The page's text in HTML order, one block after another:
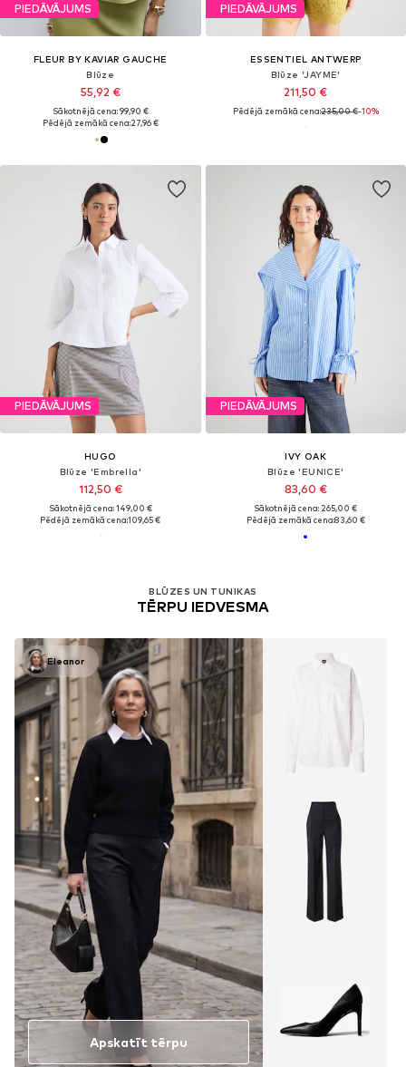
PIEDĀVĀJUMS
FLEUR BY KAVIAR GAUCHE
Blūze
55,92 €
Sākotnējā cena: 99,90 €
Pēdējā zemākā cena:27,96 €
PIEDĀVĀJUMS
ESSENTIEL ANTWERP
Blūze 'JAYME'
211,50 €
Pēdējā zemākā cena:235,00 €-10%
PIEDĀVĀJUMS
HUGO
Blūze 'Embrella'
112,50 €
Sākotnējā cena: 149,00 €
Pēdējā zemākā cena:109,65 €
BLŪZES UN TUNIKAS
TĒRPU IEDVESMA
Eleanor
Apskatīt tērpu
PIEDĀVĀJUMS
IVY OAK
Blūze 'EUNICE'
83,60 €
Sākotnējā cena: 265,00 €
Pēdējā zemākā cena:83,60 €